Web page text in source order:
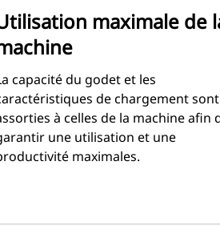
maximale de
capacité du godet et les
de chargement sont
à celles de la machine afin
une utilisation et une
maximales.